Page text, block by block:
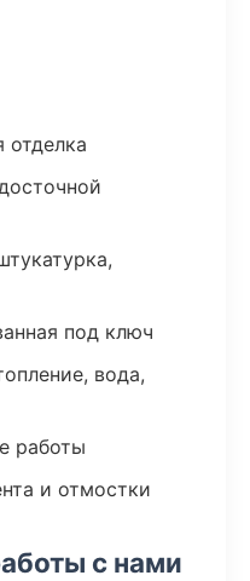
отделка
под ключ
вода,
работы
и отмостки
с нами